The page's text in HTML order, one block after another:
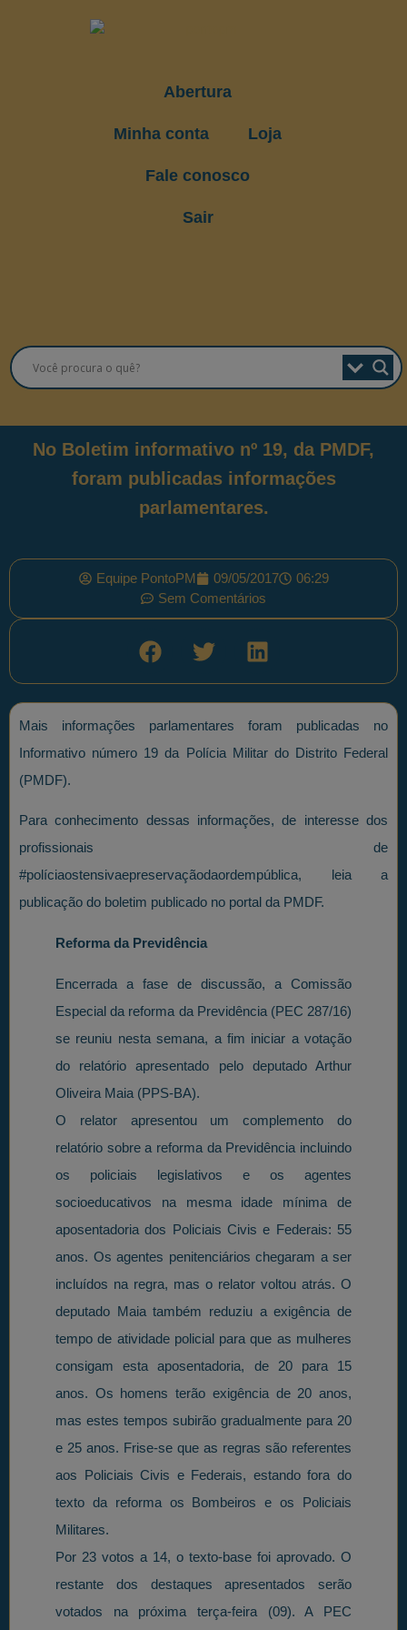
Abertura
Minha conta Loja
Fale conosco
Sair
No Boletim informativo nº 19, da PMDF,
foram publicadas informações
parlamentares.
Equipe PontoPM 09/05/2017
06:29
Sem Comentários
Mais informações parlamentares foram publicadas no
Informativo número 19 da Polícia Militar do Distrito Federal
(PMDF).
Para conhecimento dessas informações, de interesse dos
profissionais de
#políciaostensivaepreservaçãodaordempública, leia a
publicação do boletim publicado no portal da PMDF.
Reforma da Previdência
Encerrada a fase de discussão, a Comissão
Especial da reforma da Previdência (PEC 287/16)
se reuniu nesta semana, a fim iniciar a votação
do relatório apresentado pelo deputado Arthur
Oliveira Maia (PPS-BA).
O relator apresentou um complemento do
relatório sobre a reforma da Previdência incluindo
os policiais legislativos e os agentes
socioeducativos na mesma idade mínima de
aposentadoria dos Policiais Civis e Federais: 55
anos. Os agentes penitenciários chegaram a ser
incluídos na regra, mas o relator voltou atrás. O
deputado Maia também reduziu a exigência de
tempo de atividade policial para que as mulheres
consigam esta aposentadoria, de 20 para 15
anos. Os homens terão exigência de 20 anos,
mas estes tempos subirão gradualmente para 20
e 25 anos. Frise-se que as regras são referentes
aos Policiais Civis e Federais, estando fora do
texto da reforma os Bombeiros e os Policiais
Militares.
Por 23 votos a 14, o texto-base foi aprovado. O
restante dos destaques apresentados serão
votados na próxima terça-feira (09). A PEC